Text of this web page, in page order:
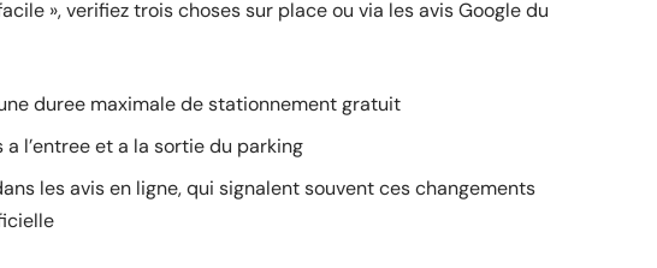
», verifiez trois choses sur place ou via les avis Google du
duree maximale de stationnement gratuit
l’entree et a la sortie du parking
les avis en ligne, qui signalent souvent ces changements